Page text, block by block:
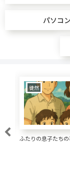
パソコン
病気
インフル